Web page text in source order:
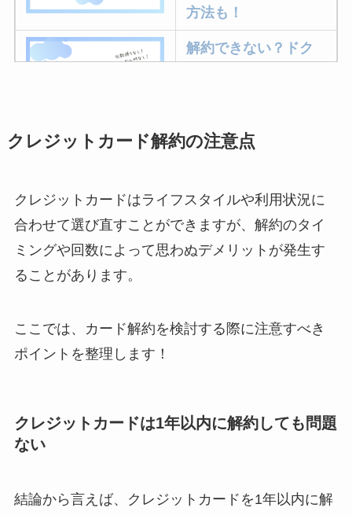
方法も！
解約できない？ドク
ミュゼプラチナムの
約期間が過ぎた場合
どうなる？
レミノの解約方法ま
なぜ解約できない？
クレジットカード解約の注意点
クレジットカードはライフスタイルや利用状況に
合わせて選び直すことができますが、解約のタイ
ミングや回数によって思わぬデメリットが発生す
ることがあります。
ここでは、カード解約を検討する際に注意すべき
ポイントを整理します！
クレジットカードは1年以内に解約しても問題
ない
結論から言えば、クレジットカードを1年以内に解